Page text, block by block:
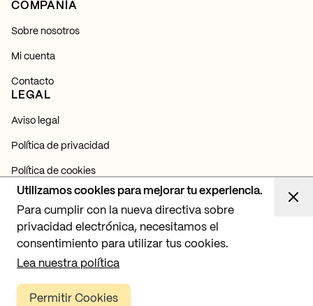
Utilizamos cookies para mejorar tu experiencia.
Para cumplir con la nueva directiva sobre
privacidad electrónica, necesitamos el
consentimiento para utilizar tus cookies.
Lea nuestra política
Permitir Cookies
COMPAÑÍA
Sobre nosotros
Mi cuenta
Contacto
LEGAL
Aviso legal
Política de privacidad
Política de cookies
NEWSLETTER
Suscríbete y entérate de todas nuestras novedades,
lanzamientos y proyectos de iluminación.
Suscribirme